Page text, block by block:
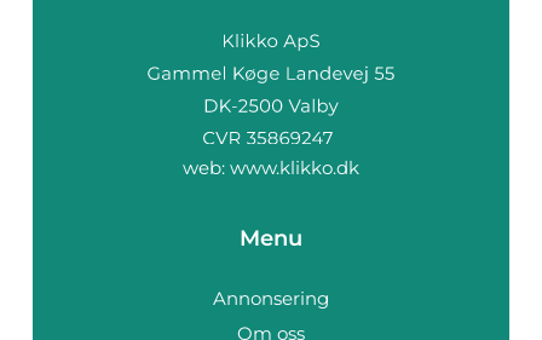
web: www.klikko.dk
Menu
Annonsering
Om oss